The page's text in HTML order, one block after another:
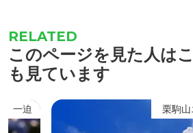
このページを見た人は
も見ています
一迫 栗駒